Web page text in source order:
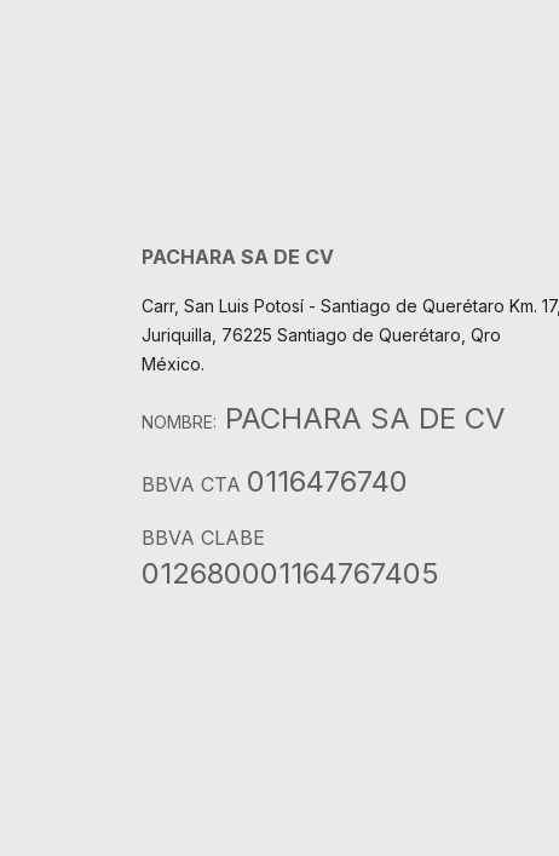
PACHARA SA DE CV
Carr, San Luis Potosí - Santiago de Querétaro Km. 17,
Juriquilla, 76225 Santiago de Querétaro, Qro
México.
NOMBRE: PACHARA SA DE CV
BBVA CTA 0116476740
BBVA CLABE
012680001164767405